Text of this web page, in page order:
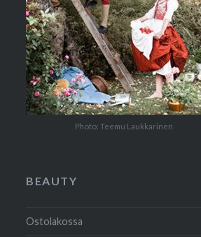
Photo: Teemu Laukkarinen
BEAUTY
Ostolakossa